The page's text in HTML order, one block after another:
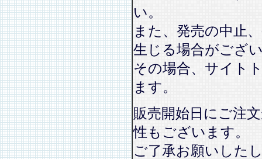
い。
また、発売の中止
生じる場合がござ
その場合、サイト
ます。
販売開始日にご注
性もございます。
ご了承お願いした